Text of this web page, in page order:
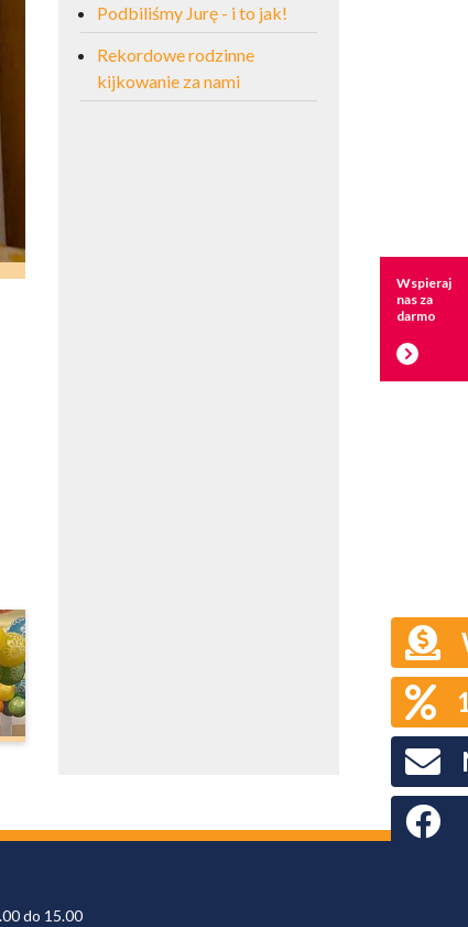
Podbiliśmy Jurę - i to jak!
Rekordowe rodzinne
kijkowanie za nami
do 15.00
Wspieraj
nas za
darmo